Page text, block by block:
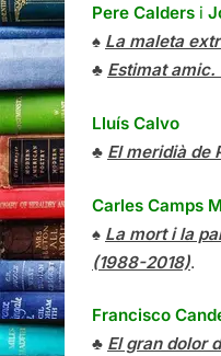
Pere Calders i
♠ La maleta
♣ Estimat amic.
Lluís Calvo
♣ El meridià de
Carles Camps
♠ La mort i la
(1988-2018).
Francisco
♣ El gran dolor